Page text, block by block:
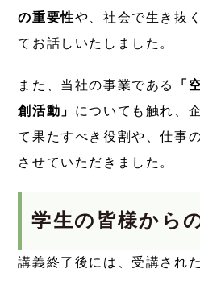
の重要性や、社会で生き抜
てお話しいたしました。
また、当社の事業である 「
創活動」 についても触れ、
て果たすべき役割や、仕事
させていただきました。
学生の皆様から
講義終了後には、受講され